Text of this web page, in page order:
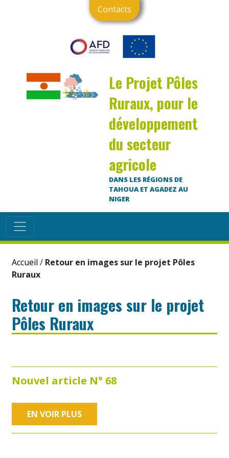
Le Projet Pôles
Ruraux, pour le
développement
du secteur
agricole
DANS LES RÉGIONS DE
TAHOUA ET AGADEZ AU
NIGER
Contacts
Accueil / Retour en images sur le projet Pôles
Ruraux
Retour en images sur le projet
Pôles Ruraux
Nouvel article N° 68
EN VOIR PLUS